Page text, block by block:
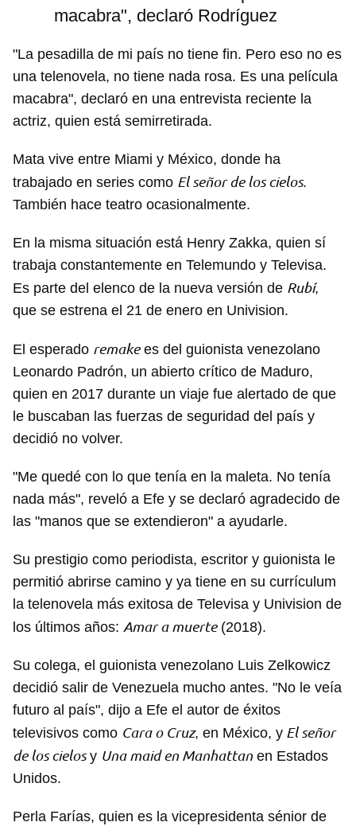
macabra", declaró Rodríguez
"La pesadilla de mi país no tiene fin. Pero eso no es
una telenovela, no tiene nada rosa. Es una película
macabra", declaró en una entrevista reciente la
actriz, quien está semirretirada.
Mata vive entre Miami y México, donde ha
trabajado en series como El señor de los cielos.
También hace teatro ocasionalmente.
En la misma situación está Henry Zakka, quien sí
trabaja constantemente en Telemundo y Televisa.
Es parte del elenco de la nueva versión de Rubí,
que se estrena el 21 de enero en Univision.
El esperado remakees del guionista venezolano
Leonardo Padrón, un abierto crítico de Maduro,
quien en 2017 durante un viaje fue alertado de que
le buscaban las fuerzas de seguridad del país y
decidió no volver.
"Me quedé con lo que tenía en la maleta. No tenía
nada más", reveló a Efe y se declaró agradecido de
las "manos que se extendieron" a ayudarle.
Su prestigio como periodista, escritor y guionista le
permitió abrirse camino y ya tiene en su currículum
la telenovela más exitosa de Televisa y Univision de
los últimos años: Amar a muerte(2018).
Su colega, el guionista venezolano Luis Zelkowicz
decidió salir de Venezuela mucho antes. "No le veía
futuro al país", dijo a Efe el autor de éxitos
televisivos como Cara o Cruz, en México, y El señor
de los cielosy Una maid en Manhattan en Estados
Unidos.
Perla Farías, quien es la vicepresidenta sénior de